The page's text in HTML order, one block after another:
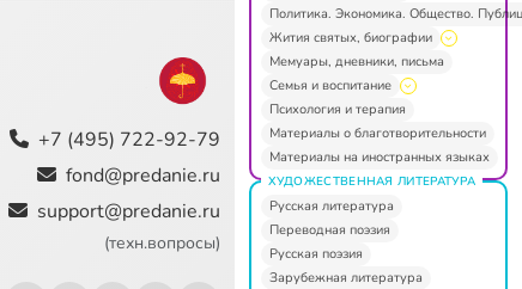
+7 (495) 722-92-79
fond@predanie.ru
support@predanie.ru
(техн.вопросы)
Политика. Экономика. Общество.
Жития святых, биографии
Мемуары, дневники, письма
Семья и воспитание
Психология и терапия
Материалы о благотворительности
Материалы на иностранных языках
ХУДОЖЕСТВЕННАЯ ЛИТЕРАТУРА
Русская литература
Переводная поэзия
Русская поэзия
Зарубежная литература